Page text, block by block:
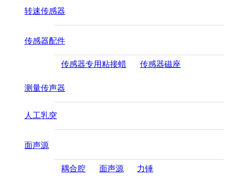
转速传感器
传感器配件
传感器专用粘接蜡 传感器磁座
测量传声器
人工乳突
面声源
耦合腔 面声源 力锤